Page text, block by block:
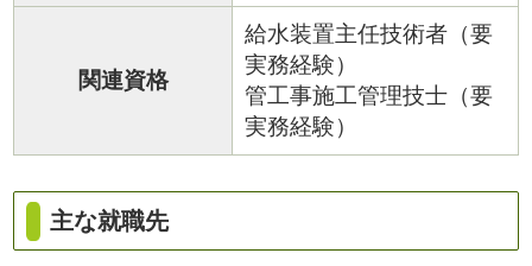
関連資格
給水装置主任技術者（要
実務経験）
管工事施工管理技士（要
実務経験）
主な就職先